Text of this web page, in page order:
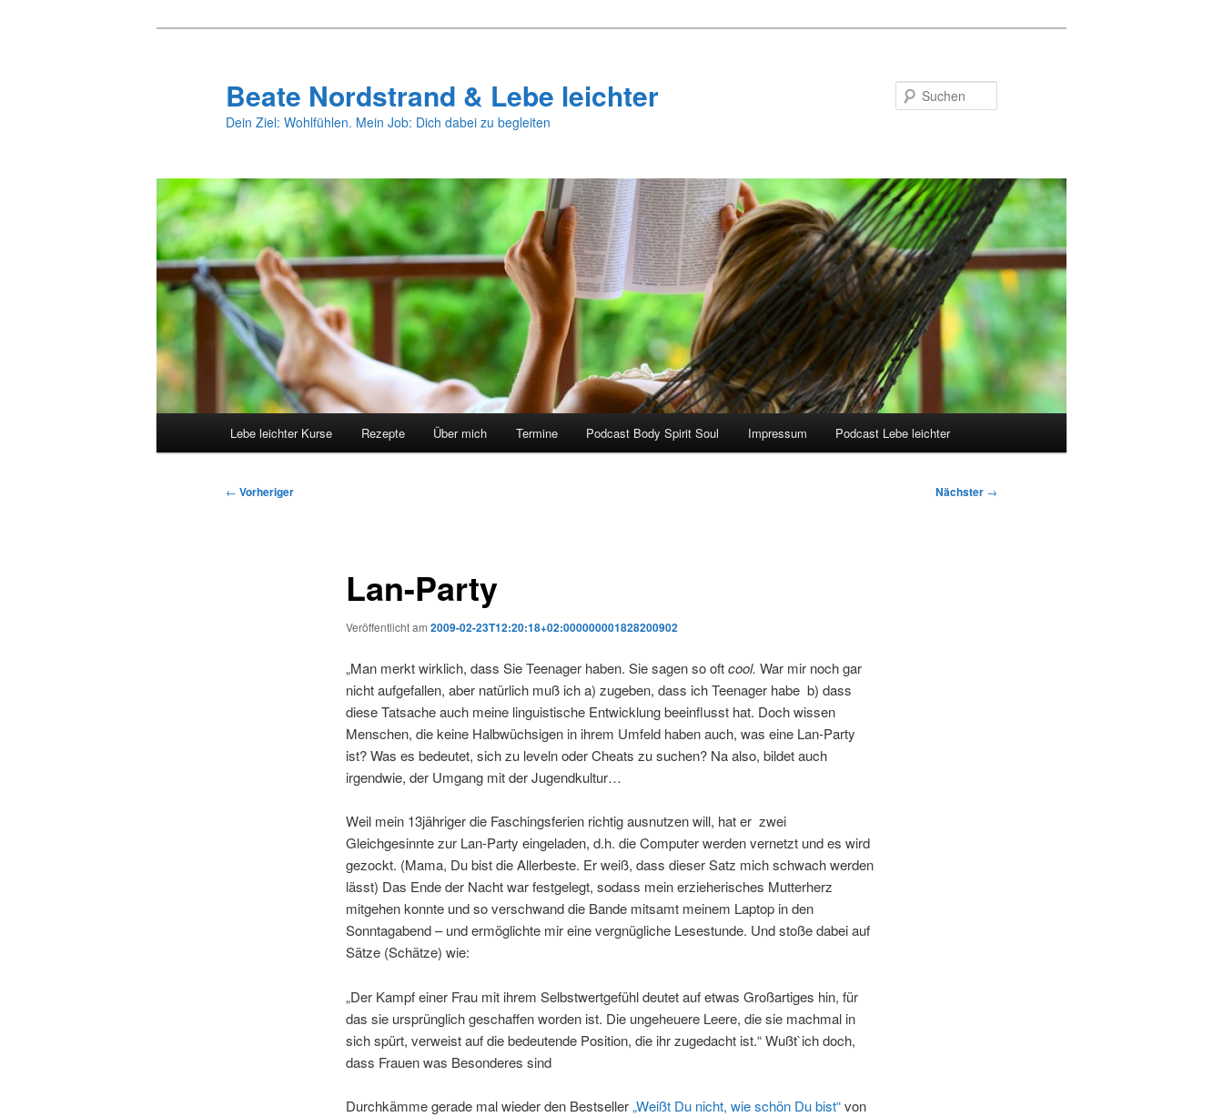
Beate Nordstrand & Lebe leichter
Dein Ziel: Wohlfühlen. Mein Job: Dich dabei zu begleiten
Lebe leichter Kurse Rezepte Über mich Termine Podcast Body Spirit Soul Impressum Podcast Lebe leichter
Beitragsnavigation
← Vorheriger Nächster →
Lan-Party
Veröffentlicht am 2009-02-23T12:20:18+02:000000001828200902
„Man merkt wirklich, dass Sie Teenager haben. Sie sagen so oftcool. War mir noch gar
nicht aufgefallen, aber natürlich muß ich a) zugeben, dass ich Teenager habe b) dass
diese Tatsache auch meine linguistische Entwicklung beeinflusst hat. Doch wissen
Menschen, die keine Halbwüchsigen in ihrem Umfeld haben auch, was eine Lan-Party
ist? Was es bedeutet, sich zu leveln oder Cheats zu suchen? Na also, bildet auch
irgendwie, der Umgang mit der Jugendkultur…
Weil mein 13jähriger die Faschingsferien richtig ausnutzen will, hat er zwei
Gleichgesinnte zur Lan-Party eingeladen, d.h. die Computer werden vernetzt und es wird
gezockt. (Mama, Du bist die Allerbeste. Er weiß, dass dieser Satz mich schwach werden
lässt) Das Ende der Nacht war festgelegt, sodass mein erzieherisches Mutterherz
mitgehen konnte und so verschwand die Bande mitsamt meinem Laptop in den
Sonntagabend – und ermöglichte mir eine vergnügliche Lesestunde. Und stoße dabei auf
Sätze (Schätze) wie:
„Der Kampf einer Frau mit ihrem Selbstwertgefühl deutet auf etwas Großartiges hin, für
das sie ursprünglich geschaffen worden ist. Die ungeheuere Leere, die sie machmal in
sich spürt, verweist auf die bedeutende Position, die ihr zugedacht ist.“ Wußt`ich doch,
dass Frauen was Besonderes sind
Durchkämme gerade mal wieder den Bestseller„Weißt Du nicht, wie schön Du bist“von